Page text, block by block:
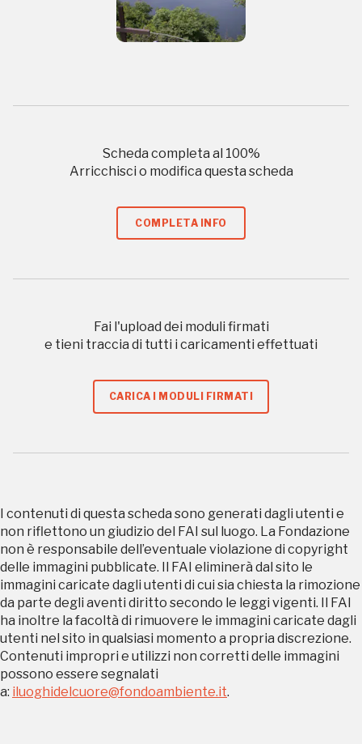
Scheda completa al 100%
Arricchisci o modifica questa scheda
COMPLETA INFO
Fai l'upload dei moduli firmati
e tieni traccia di tutti i caricamenti effettuati
CARICA I MODULI FIRMATI
I contenuti di questa scheda sono generati dagli utenti e
non riflettono un giudizio del FAI sul luogo. La Fondazione
non è responsabile dell’eventuale violazione di copyright
delle immagini pubblicate. Il FAI eliminerà dal sito le
immagini caricate dagli utenti di cui sia chiesta la rimozione
da parte degli aventi diritto secondo le leggi vigenti. Il FAI
ha inoltre la facoltà di rimuovere le immagini caricate dagli
utenti nel sito in qualsiasi momento a propria discrezione.
Contenuti impropri e utilizzi non corretti delle immagini
possono essere segnalati
a: iluoghidelcuore@fondoambiente.it.
ISCRIVITI AL FAI
Ingresso gratuito
Napoli
Gallerie
sarebbe possibile
senza di te
FAI - FONDO PER L'AMBIENTE ITALIANO ETS - Via Carlo Foldi, 2 - 20135
Tel. 02 4676151 - Fax 02 48193631